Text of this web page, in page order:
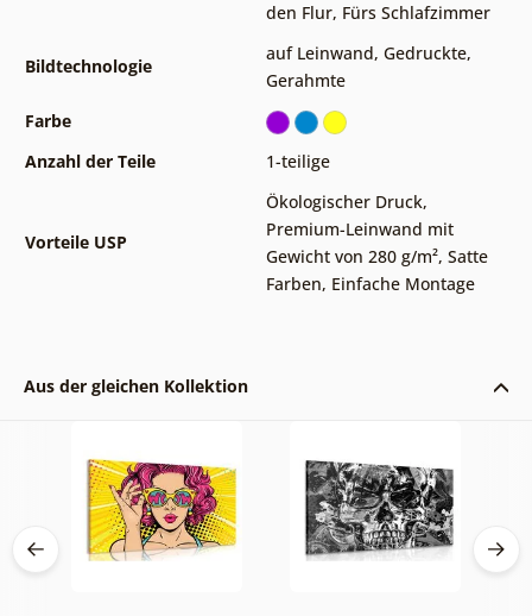
den Flur, Fürs Schlafzimmer
Bildtechnologie
auf Leinwand, Gedruckte,
Gerahmte
Farbe
Anzahl der Teile
1-teilige
Vorteile USP
Ökologischer Druck,
Premium-Leinwand mit
Gewicht von 280 g/m², Satte
Farben, Einfache Montage
Aus der gleichen Kollektion